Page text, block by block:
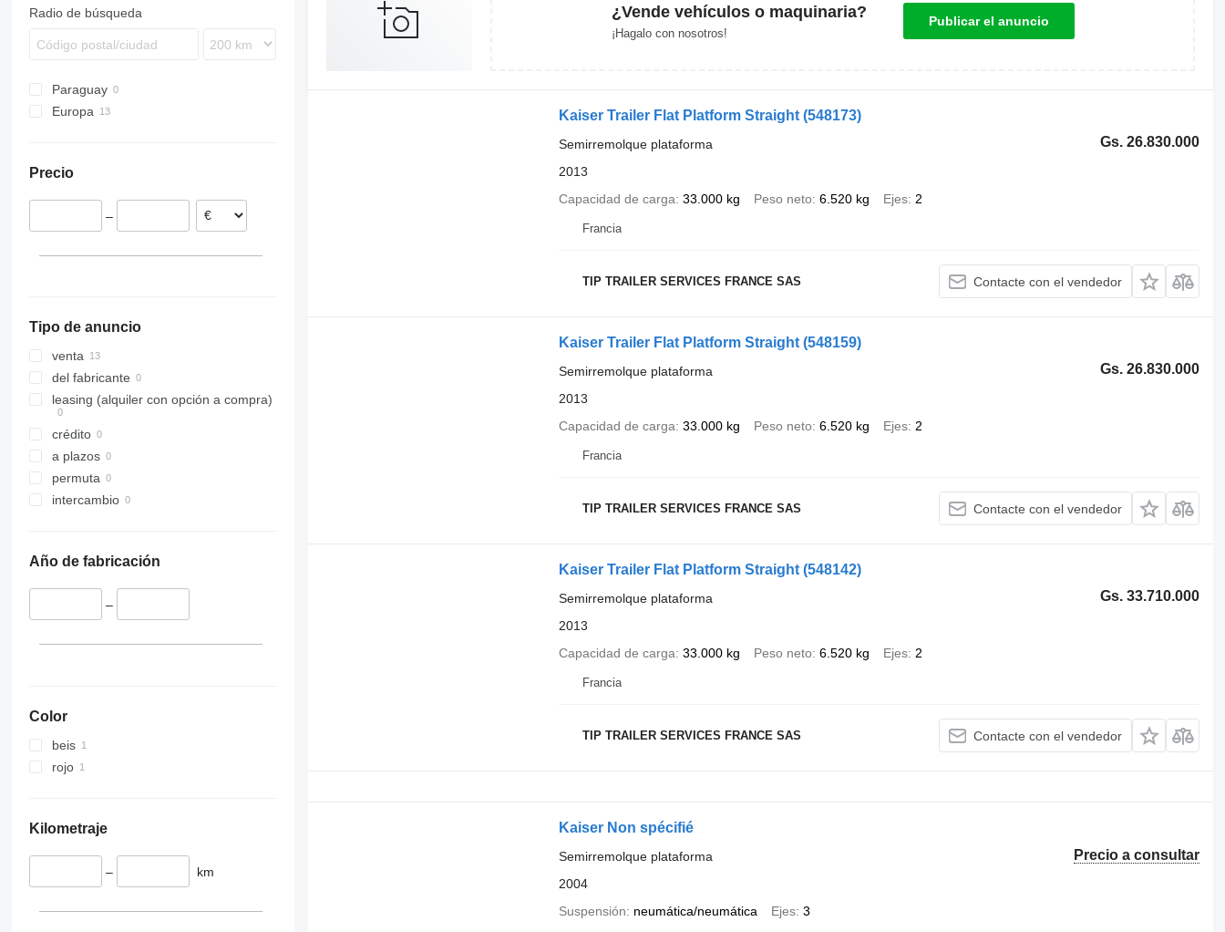
Radio de búsqueda
Paraguay
Europa
Precio
–
Tipo de anuncio
venta
del fabricante
leasing (alquiler con opción a compra)
crédito
a plazos
permuta
intercambio
Año de fabricación
–
Color
beis
rojo
Kilometraje
– km
¿Vende vehículos o maquinaria?
¡Hagalo con nosotros!
Publicar el anuncio
Kaiser Trailer Flat Platform Straight (548173)
Gs. 26.830.000
Semirremolque plataforma
2013
Capacidad de carga 33.000 kg Peso neto 6.520 kg Ejes 2
Francia
TIP TRAILER SERVICES FRANCE SAS Contacte con el vendedor
Kaiser Trailer Flat Platform Straight (548159)
Gs. 26.830.000
Semirremolque plataforma
2013
Capacidad de carga 33.000 kg Peso neto 6.520 kg Ejes 2
Francia
TIP TRAILER SERVICES FRANCE SAS Contacte con el vendedor
Kaiser Trailer Flat Platform Straight (548142)
Gs. 33.710.000
Semirremolque plataforma
2013
Capacidad de carga 33.000 kg Peso neto 6.520 kg Ejes 2
Francia
TIP TRAILER SERVICES FRANCE SAS Contacte con el vendedor
Kaiser Non spécifié
Precio a consultar
Semirremolque plataforma
2004
Suspensión
neumática/neumática Ejes 3